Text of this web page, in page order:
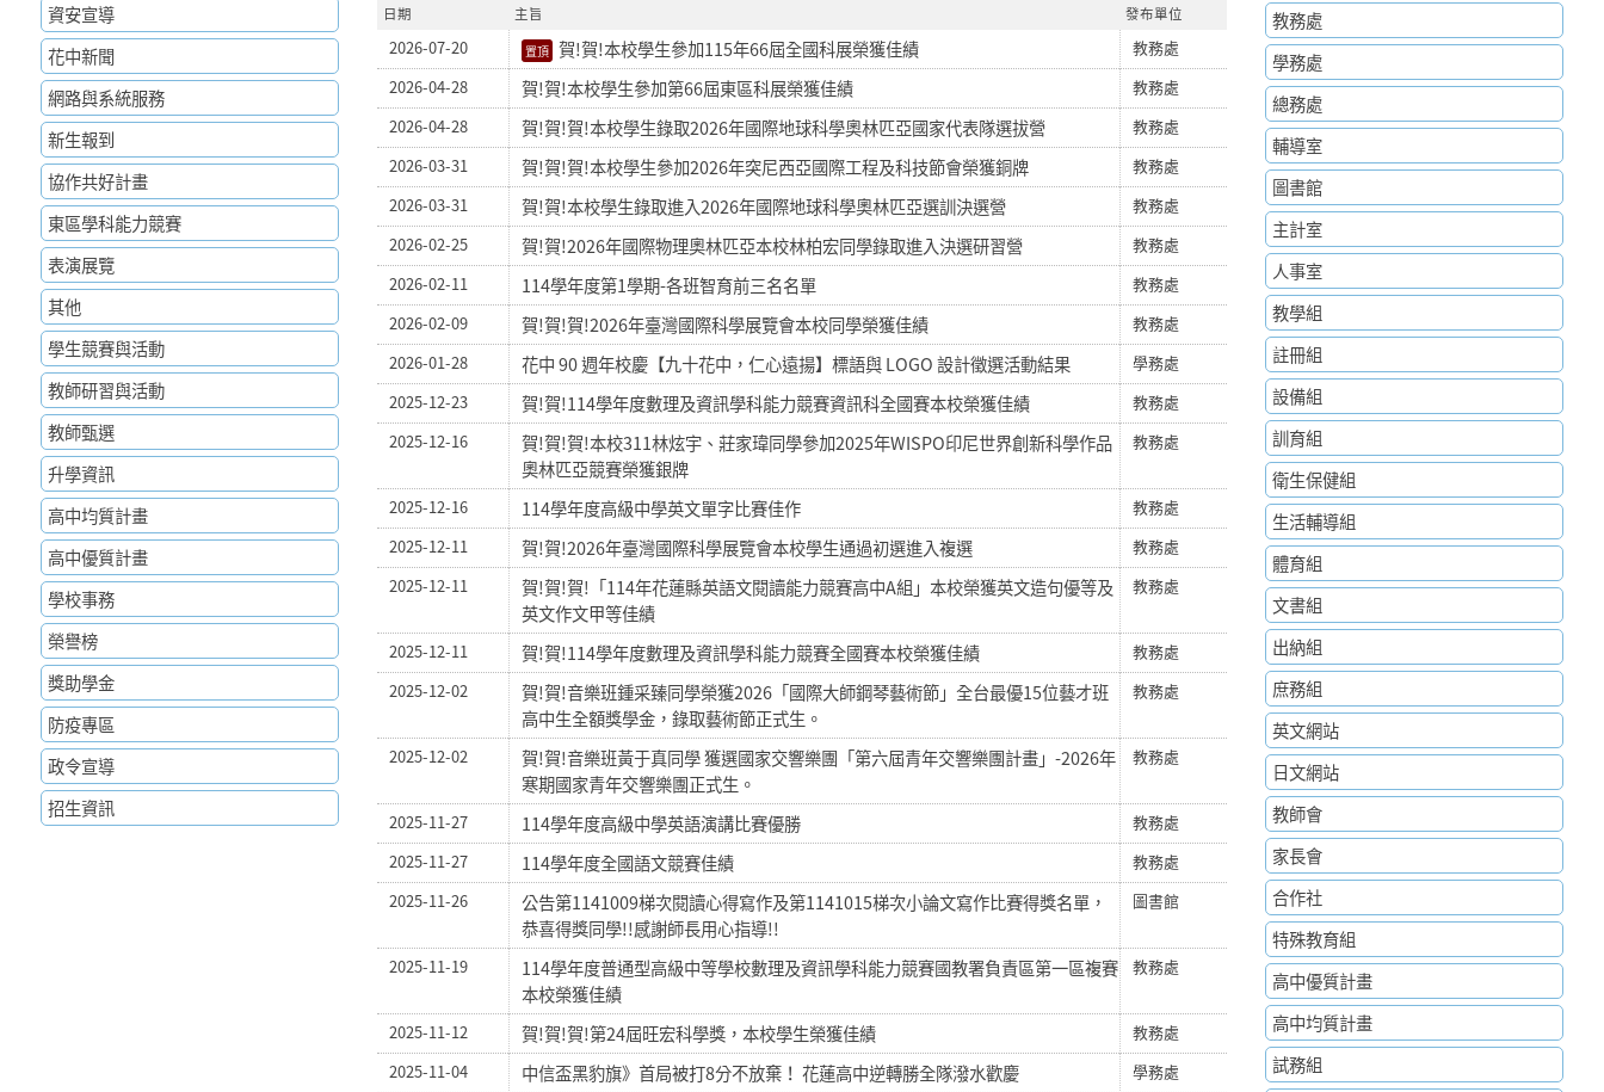
資安宣導
花中新聞
網路與系統服務
新生報到
協作共好計畫
東區學科能力競賽
表演展覽
其他
學生競賽與活動
教師研習與活動
教師甄選
升學資訊
高中均質計畫
高中優質計畫
學校事務
榮譽榜
獎助學金
防疫專區
政令宣導
招生資訊
日期 主旨 發布單位
2026-07-20 賀!賀!本校學生參加115年66屆全國科展榮獲佳績
教務處
2026-04-28
賀!賀!本校學生參加第66屆東區科展榮獲佳績
教務處
2026-04-28
賀!賀!賀!本校學生錄取2026年國際地球科學奧林匹亞國家代表隊選拔營
教務處
2026-03-31
賀!賀!賀!本校學生參加2026年突尼西亞國際工程及科技節會榮獲銅牌
教務處
2026-03-31
賀!賀!本校學生錄取進入2026年國際地球科學奧林匹亞選訓決選營
教務處
2026-02-25
賀!賀!2026年國際物理奧林匹亞本校林柏宏同學錄取進入決選研習營
教務處
2026-02-11
114學年度第1學期-各班智育前三名名單
教務處
2026-02-09
賀!賀!賀!2026年臺灣國際科學展覽會本校同學榮獲佳績
教務處
2026-01-28
花中 90 週年校慶【九十花中，仁心遠揚】標語與 LOGO 設計徵選活動結果
學務處
2025-12-23
賀!賀!114學年度數理及資訊學科能力競賽資訊科全國賽本校榮獲佳績
教務處
2025-12-16
賀!賀!賀!本校311林炫宇、莊家瑋同學參加2025年WISPO印尼世界創新科學作品
奧林匹亞競賽榮獲銀牌
教務處
2025-12-16 114學年度高級中學英文單字比賽佳作
教務處
2025-12-11
賀!賀!2026年臺灣國際科學展覽會本校學生通過初選進入複選
教務處
2025-12-11
賀!賀!賀!「114年花蓮縣英語文閱讀能力競賽高中A組」本校榮獲英文造句優等及
英文作文甲等佳績
教務處
2025-12-11 賀!賀!114學年度數理及資訊學科能力競賽全國賽本校榮獲佳績
教務處
2025-12-02
賀!賀!音樂班鍾采臻同學榮獲2026「國際大師鋼琴藝術節」全台最優15位藝才班
高中生全額獎學金，錄取藝術節正式生。
教務處
2025-12-02
賀!賀!音樂班黃于真同學 獲選國家交響樂團「第六屆青年交響樂團計畫」-2026年
寒期國家青年交響樂團正式生。
教務處
2025-11-27 114學年度高級中學英語演講比賽優勝
教務處
2025-11-27
114學年度全國語文競賽佳績
教務處
2025-11-26
公告第1141009梯次閱讀心得寫作及第1141015梯次小論文寫作比賽得獎名單，
恭喜得獎同學!!感謝師長用心指導!!
圖書館
2025-11-19
114學年度普通型高級中等學校數理及資訊學科能力競賽國教署負責區第一區複賽
本校榮獲佳績
教務處
2025-11-12 賀!賀!賀!第24屆旺宏科學獎，本校學生榮獲佳績
教務處
2025-11-04
中信盃黑豹旗》首局被打8分不放棄！ 花蓮高中逆轉勝全隊潑水歡慶
學務處
教務處
學務處
總務處
輔導室
圖書館
主計室
人事室
教學組
註冊組
設備組
訓育組
衛生保健組
生活輔導組
體育組
文書組
出納組
庶務組
英文網站
日文網站
教師會
家長會
合作社
特殊教育組
高中優質計畫
高中均質計畫
試務組